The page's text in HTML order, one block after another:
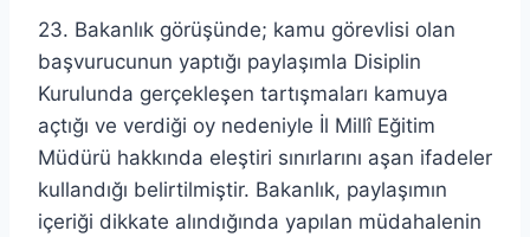
23. Bakanlık görüşünde; kamu görevlisi olan
başvurucunun yaptığı paylaşımla Disiplin
Kurulunda gerçekleşen tartışmaları kamuya
açtığı ve verdiği oy nedeniyle İl Millî Eğitim
Müdürü hakkında eleştiri sınırlarını aşan ifadeler
kullandığı belirtilmiştir. Bakanlık, paylaşımın
içeriği dikkate alındığında yapılan müdahalenin